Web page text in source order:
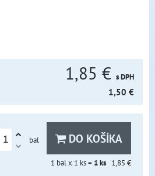
1,85 € s DPH
1,50 €
bal DO KOŠÍKA
1 bal x 1 ks = 1ks 1,85 €